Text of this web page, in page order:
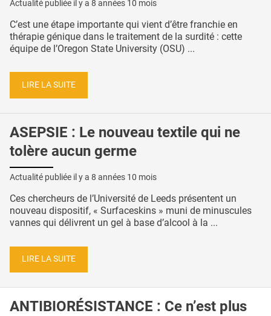
Actualité publiée il y a 8 années 10 mois
C’est une étape importante qui vient d’être franchie en
thérapie génique dans le traitement de la surdité : cette
équipe de l’Oregon State University (OSU) ...
LIRE LA SUITE
ASEPSIE : Le nouveau textile qui ne
tolère aucun germe
Actualité publiée il y a 8 années 10 mois
Ces chercheurs de l’Université de Leeds présentent un
nouveau dispositif, « Surfaceskins » muni de minuscules
vannes qui délivrent un gel à base d’alcool à la ...
LIRE LA SUITE
ANTIBIORÉSISTANCE : Ce n’est plus